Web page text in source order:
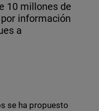
10 millones de
información
a
Reddit
se ha propuesto